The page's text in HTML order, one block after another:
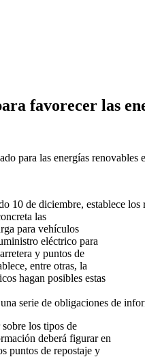
favorecer las
para las energías renovables
10 de diciembre, establece los
las
para vehículos
eléctrico para
y puntos de
entre otras, la
hagan posibles estas
serie de obligaciones de
los tipos de
deberá figurar en
puntos de repostaje y